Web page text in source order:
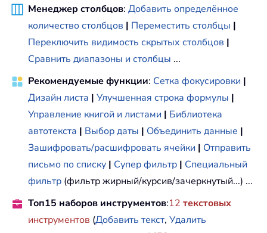
Менеджер столбцов: Добавить определённое
количество столбцов | Переместить столбцы |
Переключить видимость скрытых столбцов |
Сравнить диапазоны и столбцы ...
Рекомендуемые функции: Сетка фокусировки |
Дизайн листа | Улучшенная строка формулы |
Управление книгой и листами | Библиотека
автотекста | Выбор даты | Объединить данные |
Зашифровать/расшифровать ячейки | Отправить
письмо по списку | Супер фильтр | Специальный
фильтр (фильтр жирный/курсив/зачеркнутый...) ...
Топ15 наборов инструментов:12 текстовых
инструментов (Добавить текст, Удалить